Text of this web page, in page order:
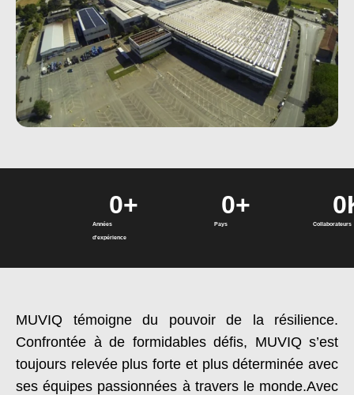
Années
d'expérience
0+
Pays
0+
Collaborateurs
0
MUVIQ témoigne du pouvoir de la résilience.
Confrontée à de formidables défis, MUVIQ s’est
toujours relevée plus forte et plus déterminée avec
ses équipes passionnées à travers le monde.Avec